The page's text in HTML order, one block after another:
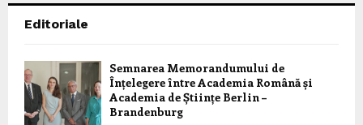
Editoriale
Semnarea Memorandumului de
Înțelegere între Academia Română și
Academia de Științe Berlin –
Brandenburg